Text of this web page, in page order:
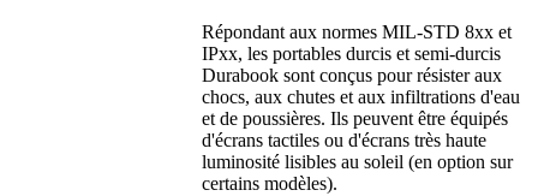
Répondant aux normes MIL-STD 8xx et
IPxx, les portables durcis et semi-durcis
Durabook sont conçus pour résister aux
chocs, aux chutes et aux infiltrations d'eau
et de poussières. Ils peuvent être équipés
d'écrans tactiles ou d'écrans très haute
luminosité lisibles au soleil (en option sur
certains modèles).